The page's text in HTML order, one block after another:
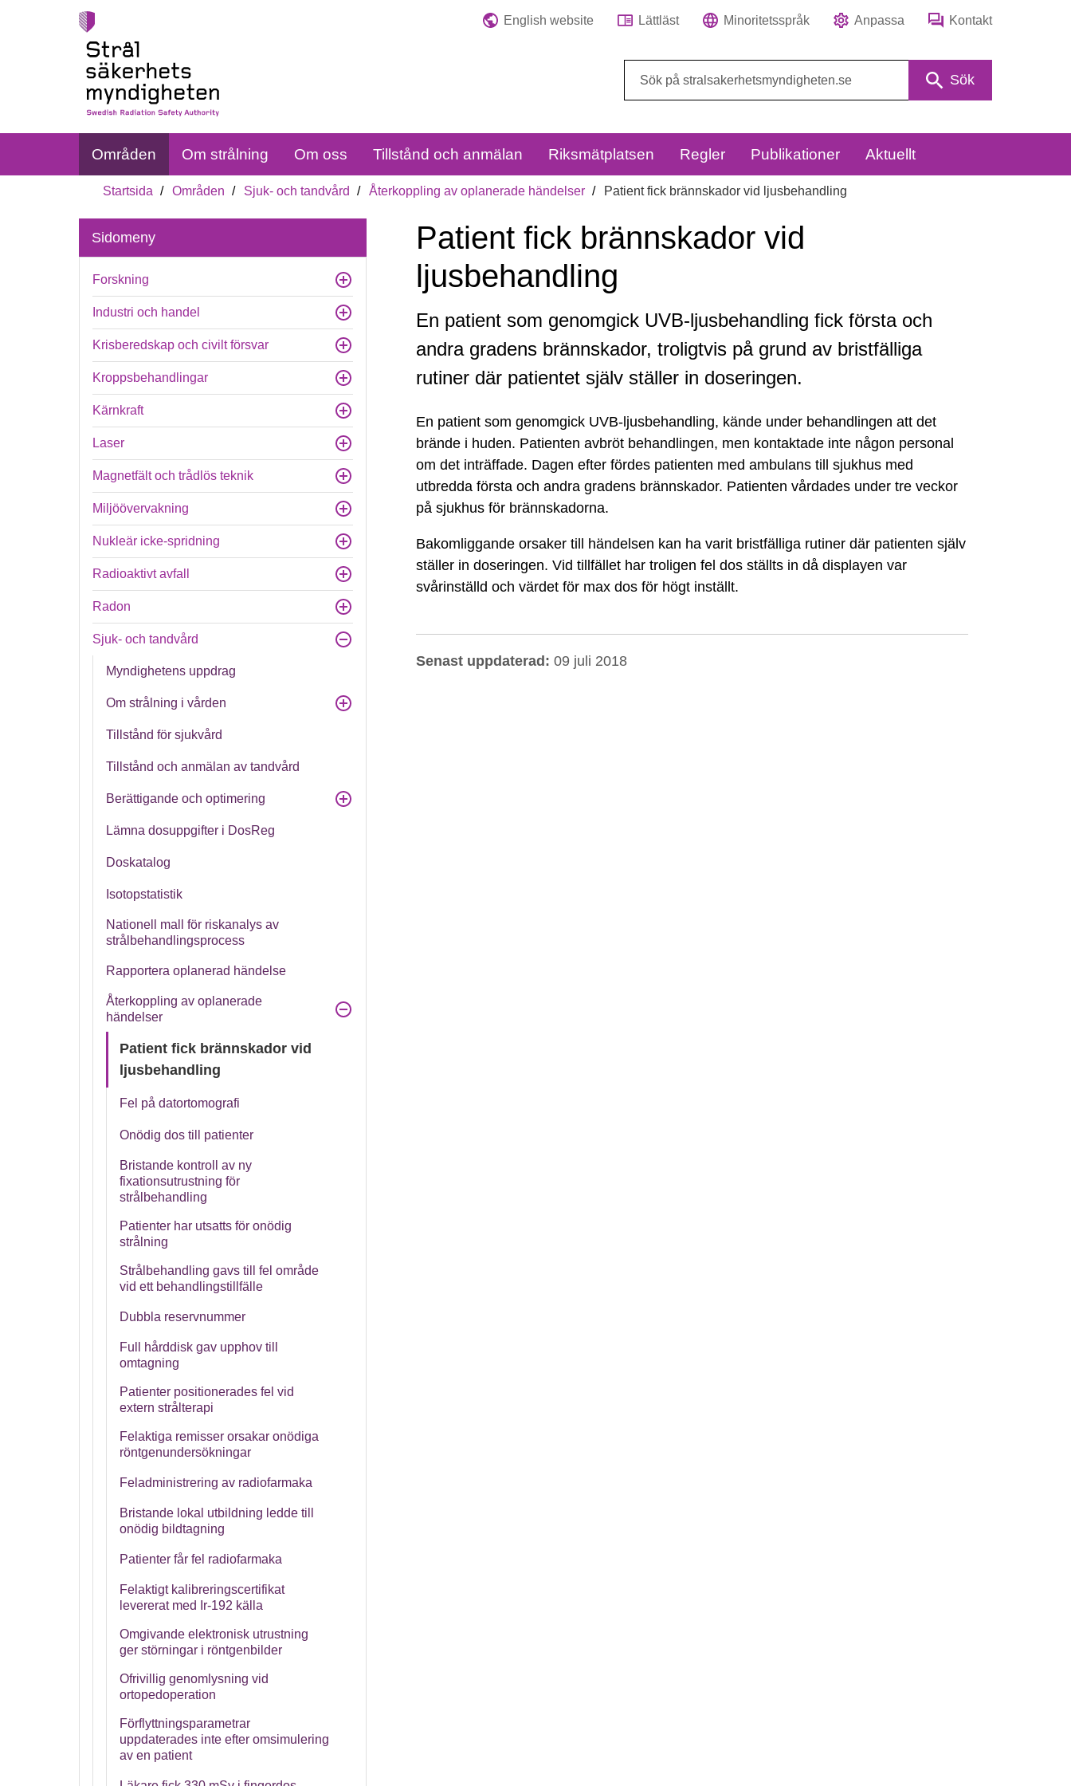
English website Lättläst Minoritetsspråk Anpassa Kontakt
Sök
Områden Om strålning Om oss Tillstånd och anmälan Riksmätplatsen Regler Publikationer Aktuellt
Startsida Områden Sjuk- och tandvård Återkoppling av oplanerade händelser Patient fick brännskador vid ljusbehandling
Sidomeny
Forskning
Industri och handel
Krisberedskap och civilt försvar
Kroppsbehandlingar
Kärnkraft
Laser
Magnetfält och trådlös teknik
Miljöövervakning
Nukleär icke-spridning
Radioaktivt avfall
Radon
Sjuk- och tandvård
Myndighetens uppdrag
Om strålning i vården
Tillstånd för sjukvård
Tillstånd och anmälan av tandvård
Berättigande och optimering
Lämna dosuppgifter i DosReg
Doskatalog
Isotopstatistik
Nationell mall för riskanalys av
strålbehandlingsprocess
Rapportera oplanerad händelse
Återkoppling av oplanerade
händelser
Patient fick brännskador vid
ljusbehandling
Fel på datortomografi
Onödig dos till patienter
Bristande kontroll av ny
fixationsutrustning för
strålbehandling
Patienter har utsatts för onödig
strålning
Strålbehandling gavs till fel område
vid ett behandlingstillfälle
Dubbla reservnummer
Full hårddisk gav upphov till
omtagning
Patienter positionerades fel vid
extern strålterapi
Felaktiga remisser orsakar onödiga
röntgenundersökningar
Feladministrering av radiofarmaka
Bristande lokal utbildning ledde till
onödig bildtagning
Patienter får fel radiofarmaka
Felaktigt kalibreringscertifikat
levererat med Ir-192 källa
Omgivande elektronisk utrustning
ger störningar i röntgenbilder
Ofrivillig genomlysning vid
ortopedoperation
Förflyttningsparametrar
uppdaterades inte efter omsimulering
av en patient
Patient fick brännskador vid
ljusbehandling
Patient
fick
brännskador
vid
ljusbehandling
En patient som genomgick UVB-ljusbehandling fick första och
andra gradens brännskador, troligtvis på grund av bristfälliga
rutiner där patientet själv ställer in doseringen.
En patient som genomgick UVB-ljusbehandling, kände under behandlingen att det
brände i huden. Patienten avbröt behandlingen, men kontaktade inte någon personal
om det inträffade. Dagen efter fördes patienten med ambulans till sjukhus med
utbredda första och andra gradens brännskador. Patienten vårdades under tre veckor
på sjukhus för brännskadorna.
Bakomliggande orsaker till händelsen kan ha varit bristfälliga rutiner där patienten själv
ställer in doseringen. Vid tillfället har troligen fel dos ställts in då displayen var
svårinställd och värdet för max dos för högt inställt.
Senast uppdaterad: 09 juli 2018